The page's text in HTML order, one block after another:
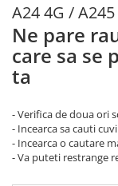
Galaxy J COMPATIBIL
Galaxy J SERVICE
Galaxy M
GALAXY M SERVICE
Galaxy N
Galaxy N
A24 4G / A245
Ne pare
care sa se
ta
- Verifica de doua ori
- Incearca sa cauti
- Incearca o cautare
- Va puteti restrange